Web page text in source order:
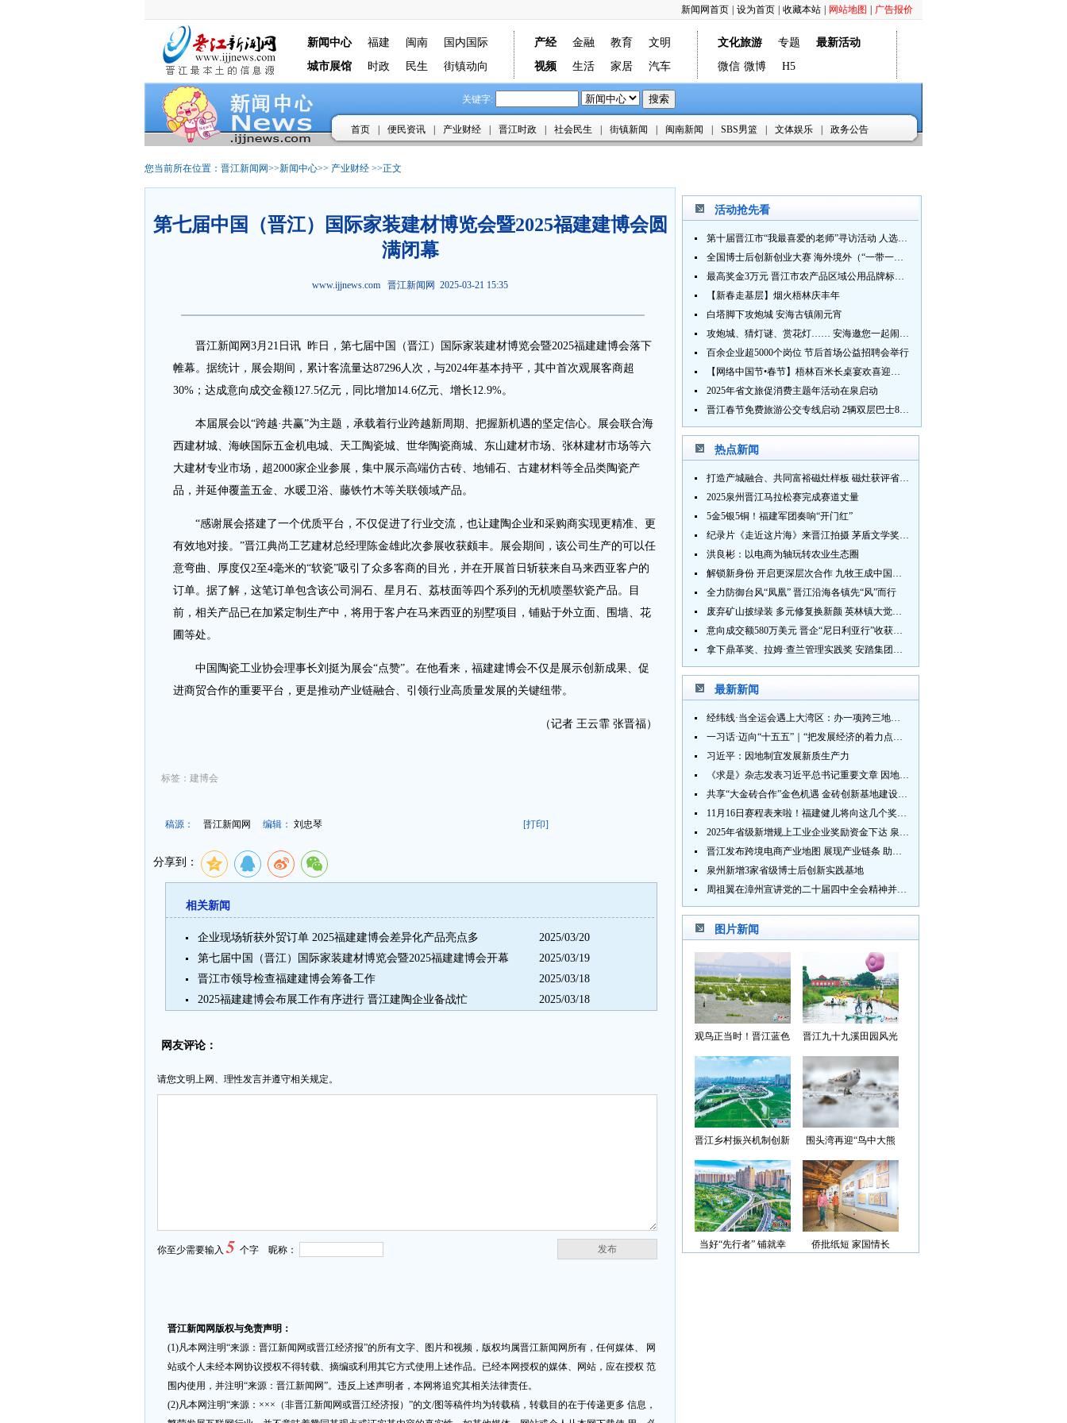
广告报价
网站地图
收藏本站
设为首页
新闻网首页
新闻中心 福建 闽南
国内国际
城市展馆
时政 民生 街镇动向
产经 金融 教育
文明
视频
生活 家居 汽车
文化旅游 专题
最新活动
微信 微博 H5
关键字:
首页 便民资讯 产业财经 晋江时政 社会民生 街镇新闻 闽南新闻 SBS男篮 文体娱乐 政务公告
您当前所在位置： 晋江新闻网>>新闻中心>> 产业财经 >>正文
第七届中国（晋江）国际家装建材博览会暨2025福建建博会圆
满闭幕
www.ijjnews.com 晋江新闻网 2025-03-21 15:35
晋江新闻网3月21日讯 昨日，第七届中国（晋江）国际家装建材博览会暨2025福建建博会落下
帷幕。据统计，展会期间，累计客流量达87296人次，与2024年基本持平，其中首次观展客商超
30%；达成意向成交金额127.5亿元，同比增加14.6亿元、增长12.9%。
本届展会以“跨越·共赢”为主题，承载着行业跨越新周期、把握新机遇的坚定信心。展会联合海
西建材城、海峡国际五金机电城、天工陶瓷城、世华陶瓷商城、东山建材市场、张林建材市场等六
大建材专业市场，超2000家企业参展，集中展示高端仿古砖、地铺石、古建材料等全品类陶瓷产
品，并延伸覆盖五金、水暖卫浴、藤铁竹木等关联领域产品。
“感谢展会搭建了一个优质平台，不仅促进了行业交流，也让建陶企业和采购商实现更精准、更
有效地对接。”晋江典尚工艺建材总经理陈金雄此次参展收获颇丰。展会期间，该公司生产的可以任
意弯曲、厚度仅2至4毫米的“软瓷”吸引了众多客商的目光，并在开展首日斩获来自马来西亚客户的
订单。据了解，这笔订单包含该公司洞石、星月石、荔枝面等四个系列的无机喷墨软瓷产品。目
前，相关产品已在加紧定制生产中，将用于客户在马来西亚的别墅项目，铺贴于外立面、围墙、花
圃等处。
中国陶瓷工业协会理事长刘挺为展会“点赞”。在他看来，福建建博会不仅是展示创新成果、促
进商贸合作的重要平台，更是推动产业链融合、引领行业高质量发展的关键纽带。
（记者 王云霏 张晋福）
标签：建博会
稿源： 晋江新闻网 编辑： 刘忠琴 [打印]
分享到：
相关新闻
企业现场斩获外贸订单 2025福建建博会差异化产品亮点多
2025/03/20
第七届中国（晋江）国际家装建材博览会暨2025福建建博会开幕
2025/03/19
晋江市领导检查福建建博会筹备工作
2025/03/18
2025福建建博会布展工作有序进行 晋江建陶企业备战忙
2025/03/18
网友评论：
请您文明上网、理性发言并遵守相关规定。
发布
你至少需要输入5 个字 昵称：
晋江新闻网版权与免责声明：
(1)凡本网注明“来源：晋江新闻网或晋江经济报”的所有文字、图片和视频，版权均属晋江新闻网所有，任何媒体、 网
站或个人未经本网协议授权不得转载、摘编或利用其它方式使用上述作品。已经本网授权的媒体、网站，应在授权 范
围内使用，并注明“来源：晋江新闻网”。违反上述声明者，本网将追究其相关法律责任。
(2)凡本网注明“来源：×××（非晋江新闻网或晋江经济报）”的文/图等稿件均为转载稿，转载目的在于传递更多 信息，
活动抢先看
第十届晋江市“我最喜爱的老师”寻访活动 人选推荐火热进行中 快来“秀”您最喜爱的老师
全国博士后创新创业大赛 海外境外（“一带一路”）赛七大赛道等你来战
最高奖金3万元 晋江市农产品区域公用品牌标识Logo及特色农产品包装设计征集活动正式启动
【新春走基层】烟火梧林庆丰年
白塔脚下攻炮城 安海古镇闹元宵
攻炮城、猜灯谜、赏花灯…… 安海邀您一起闹元宵
百余企业超5000个岗位 节后首场公益招聘会举行
【网络中国节•春节】梧林百米长桌宴欢喜迎新春
2025年省文旅促消费主题年活动在泉启动
晋江春节免费旅游公交专线启动 2辆双层巴士8辆铛铛车带你游
热点新闻
打造产城融合、共同富裕磁灶样板 磁灶获评省级乡村振兴示范乡镇
2025泉州晋江马拉松赛完成赛道丈量
5金5银5铜！福建军团奏响“开门红”
纪录片《走近这片海》来晋江拍摄 茅盾文学奖得主麦家探寻晋江“海海”人生
洪良彬：以电商为轴玩转农业生态圈
解锁新身份 开启更深层次合作 九牧王成中国奥委会官方赞助商
全力防御台风“凤凰” 晋江沿海各镇先“风”而行
废弃矿山披绿装 多元修复换新颜 英林镇大觉山片区废弃矿山生态修复项目通过验收
意向成交额580万美元 晋企“尼日利亚行”收获满满
拿下鼎革奖、拉姆·查兰管理实践奖 安踏集团获企业管理权威奖项
最新新闻
经纬线·当全运会遇上大湾区：办一项跨三地的赛事有多硬核？
一习话·迈向“十五五”｜“把发展经济的着力点放在实体经济上”
习近平：因地制宜发展新质生产力
《求是》杂志发表习近平总书记重要文章 因地制宜发展新质生产力
共享“大金砖合作”金色机遇 金砖创新基地建设成效显著
11月16日赛程表来啦！福建健儿将向这几个奖牌发起冲击→
2025年省级新增规上工业企业奖励资金下达 泉州市获补资金居全省首位
晋江发布跨境电商产业地图 展现产业链条 助力“晋品出海”
泉州新增3家省级博士后创新实践基地
周祖翼在漳州宣讲党的二十届四中全会精神并调研
图片新闻
观鸟正当时！晋江蓝色
晋江九十九溪田园风光
光”首批认定名单
晋江乡村振兴机制创新
围头湾再迎“鸟中大熊
当好“先行者” 铺就幸
侨批纸短 家国情长